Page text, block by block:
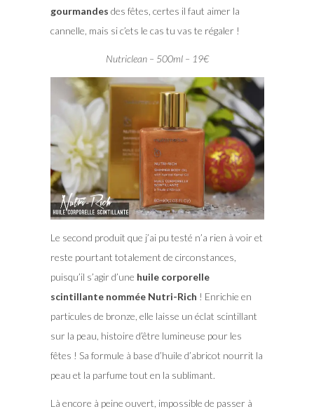
gourmandes des fêtes, certes il faut aimer la
cannelle, mais si c’ets le cas tu vas te régaler !
Nutriclean – 500ml – 19€
Le second produit que j’ai pu testé n’a rien à voir et
reste pourtant totalement de circonstances,
puisqu’il s’agir d’une huile corporelle
scintillante nommée Nutri-Rich ! Enrichie en
particules de bronze, elle laisse un éclat scintillant
sur la peau, histoire d’être lumineuse pour les
fêtes ! Sa formule à base d’huile d’abricot nourrit la
peau et la parfume tout en la sublimant.
Là encore à peine ouvert, impossible de passer à